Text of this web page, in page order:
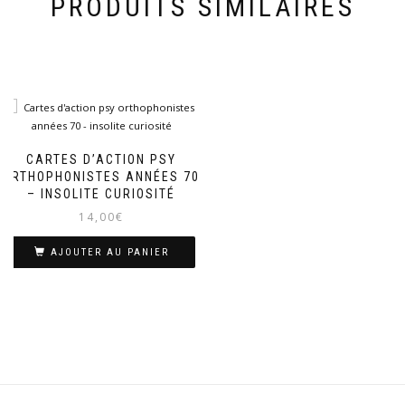
PRODUITS SIMILAIRES
CARTES D’ACTION PSY
ORTHOPHONISTES ANNÉES 70
– INSOLITE CURIOSITÉ
14,00€
AJOUTER AU PANIER